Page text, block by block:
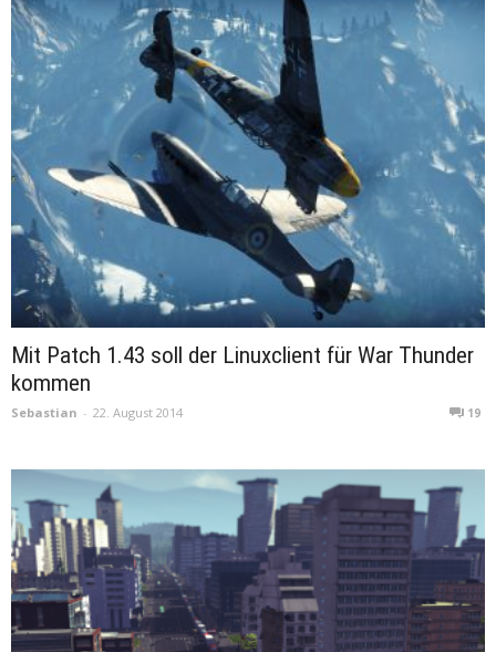
Mit Patch 1.43 soll der Linuxclient für War Thunder
kommen
Sebastian - 22. August 2014 19